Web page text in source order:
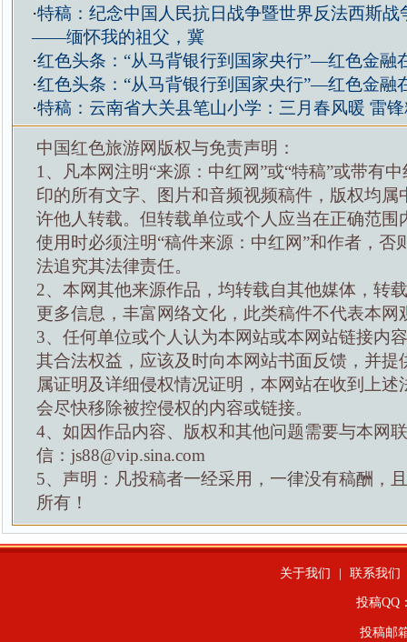
·特稿：纪念中国人民抗日战争暨世界反法西斯战
——缅怀我的祖父，冀
·红色头条：“从马背银行到国家央行”—红色金融
·红色头条：“从马背银行到国家央行”—红色金融
·特稿：云南省大关县笔山小学：三月春风暖 雷
中国红色旅游网版权与免责声明：
1、凡本网注明“来源：中红网”或“特稿”或带有
印的所有文字、图片和音频视频稿件，版权均属
许他人转载。但转载单位或个人应当在正确范围
使用时必须注明“稿件来源：中红网”和作者，否
法追究其法律责任。
2、本网其他来源作品，均转载自其他媒体，转
更多信息，丰富网络文化，此类稿件不代表本网
3、任何单位或个人认为本网站或本网站链接内
其合法权益，应该及时向本网站书面反馈，并提
属证明及详细侵权情况证明，本网站在收到上述
会尽快移除被控侵权的内容或链接。
4、如因作品内容、版权和其他问题需要与本网
信：js88@vip.sina.com
5、声明：凡投稿者一经采用，一律没有稿酬，
所有！
关于我们 联系我们
投稿QQ
投稿邮